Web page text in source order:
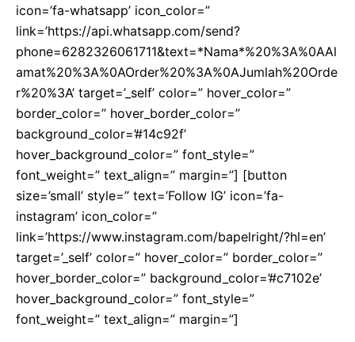
icon=’fa-whatsapp’ icon_color=”
link=’https://api.whatsapp.com/send?
phone=6282326061711&text=*Nama*%20%3A%0AAl
amat%20%3A%0AOrder%20%3A%0AJumlah%20Orde
r%20%3A’ target=’_self’ color=” hover_color=”
border_color=” hover_border_color=”
background_color=’#14c92f’
hover_background_color=” font_style=”
font_weight=” text_align=” margin=”] [button
size=’small’ style=” text=’Follow IG’ icon=’fa-
instagram’ icon_color=”
link=’https://www.instagram.com/bapelright/?hl=en’
target=’_self’ color=” hover_color=” border_color=”
hover_border_color=” background_color=’#c7102e’
hover_background_color=” font_style=”
font_weight=” text_align=” margin=”]